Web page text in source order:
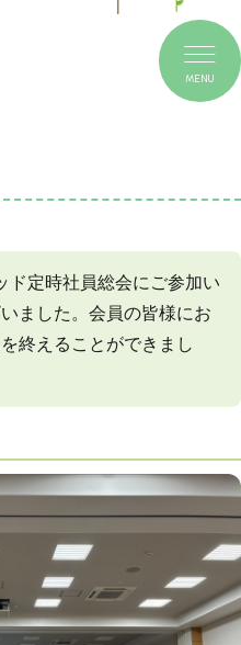
MENU
ド定時社員総会にご参加い
ました。会員の皆様にお
終えることができまし